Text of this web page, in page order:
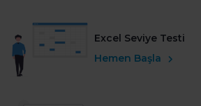
Excel Seviye Testi
Hemen Başla